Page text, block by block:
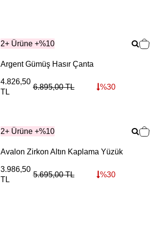
2+ Ürüne +%10
Argent Gümüş Hasır Çanta
4.826,50
TL
6.895,00TL %30
2+ Ürüne +%10
Avalon Zirkon Altın Kaplama Yüzük
3.986,50
TL
5.695,00TL %30